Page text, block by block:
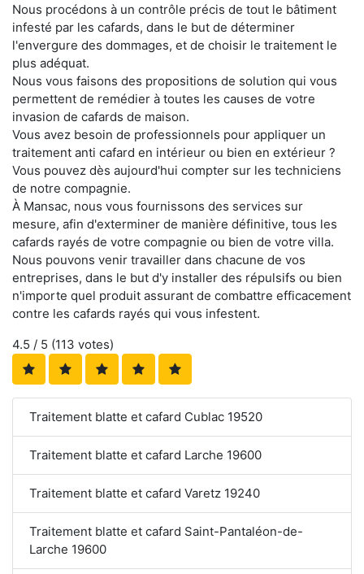
Nous procédons à un contrôle précis de tout le bâtiment
infesté par les cafards, dans le but de déterminer
l'envergure des dommages, et de choisir le traitement le
plus adéquat.
Nous vous faisons des propositions de solution qui vous
permettent de remédier à toutes les causes de votre
invasion de cafards de maison.
Vous avez besoin de professionnels pour appliquer un
traitement anti cafard en intérieur ou bien en extérieur ?
Vous pouvez dès aujourd'hui compter sur les techniciens
de notre compagnie.
À Mansac, nous vous fournissons des services sur
mesure, afin d'exterminer de manière définitive, tous les
cafards rayés de votre compagnie ou bien de votre villa.
Nous pouvons venir travailler dans chacune de vos
entreprises, dans le but d'y installer des répulsifs ou bien
n'importe quel produit assurant de combattre efficacement
contre les cafards rayés qui vous infestent.
4.5 / 5 (113 votes)
Traitement blatte et cafard Cublac 19520
Traitement blatte et cafard Larche 19600
Traitement blatte et cafard Varetz 19240
Traitement blatte et cafard Saint-Pantaléon-de-
Larche 19600